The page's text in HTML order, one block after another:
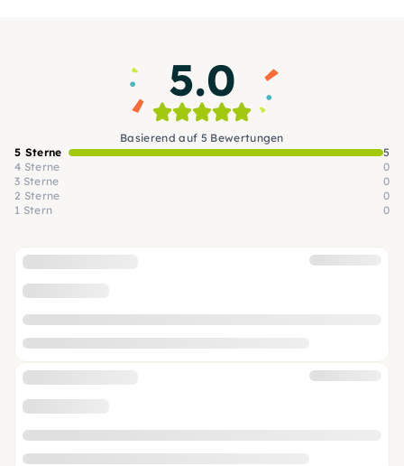
5.0
Basierend auf 5 Bewertungen
5 Sterne
5
4 Sterne
0
3 Sterne
0
2 Sterne
0
1 Stern
0